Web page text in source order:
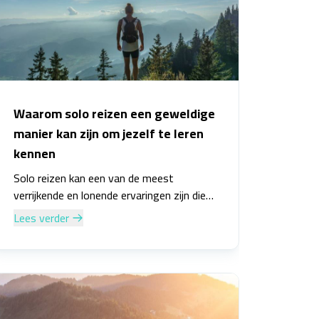
paradijselijke eiland.
Waarom solo reizen een geweldige
manier kan zijn om jezelf te leren
kennen
Solo reizen kan een van de meest
verrijkende en lonende ervaringen zijn die
je kunt hebben. Het is een kans om uit je
comfortzone te stappen, nieuwe mensen
te ontmoeten en jezelf te leren kennen op
verwacht. In dit artikel zullen we kijken
naar waarom solo reizen een geweldige
manier kan zijn om jezelf te leren kennen.
Lees verder